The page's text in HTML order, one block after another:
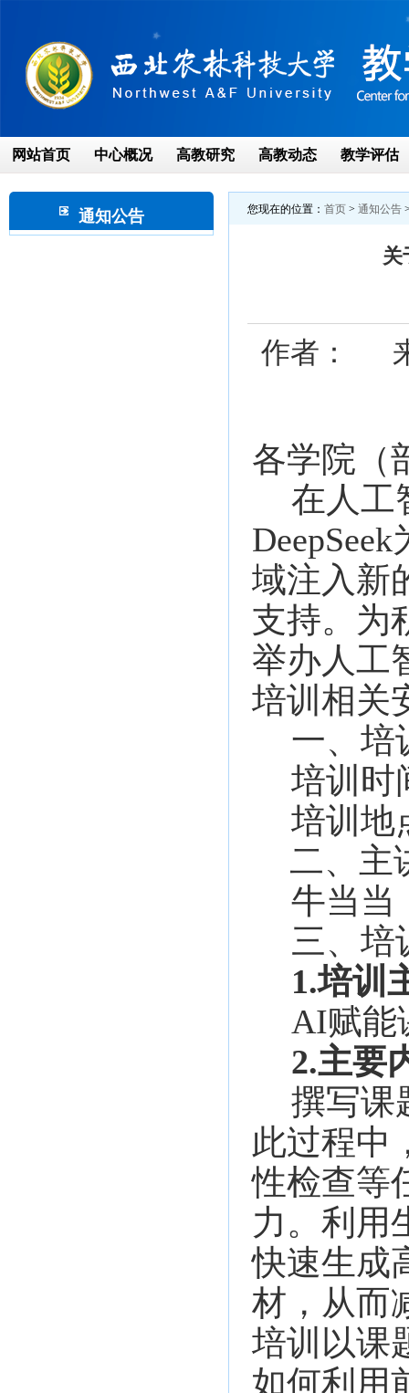
网站首页 中心概况 高教研究 高教动态 教学评估
通知公告 您现在的位置： 首页 > 通知公告
关
作者：
各学院（
在人工
域注入新
支持。为
举办人工
培训相关
一、培
培训时
培训地
二、 主
牛当
三、培
1.培训
AI赋能
2.主要
撰写课
此过程中
性检查等
力。利用
快速生成
材，从而
培训以课
如何利用